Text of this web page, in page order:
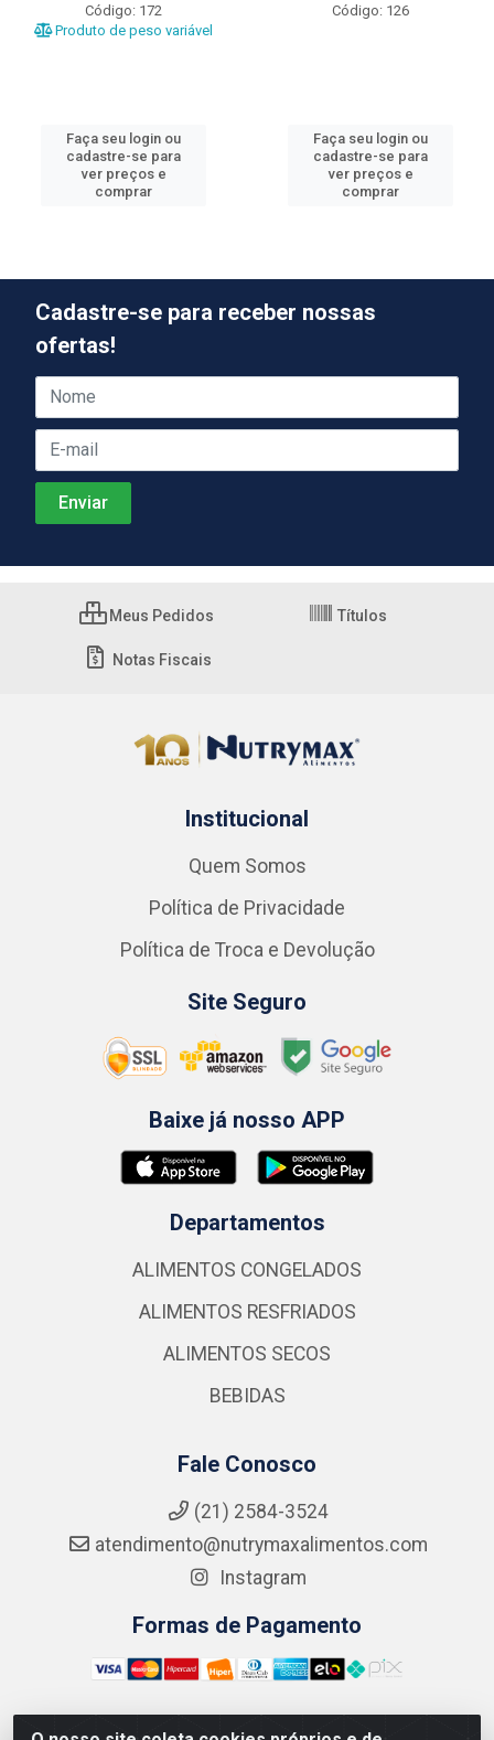
Código: 172
Produto de peso variável
Faça seu login ou
cadastre-se para
ver preços e
comprar
Código: 126
Faça seu login ou
cadastre-se para
ver preços e
comprar
Cadastre-se para receber nossas
ofertas!
Meus Pedidos Títulos
Notas Fiscais
Institucional
Quem Somos
Política de Privacidade
Política de Troca e Devolução
Site Seguro
Baixe já nosso APP
Departamentos
ALIMENTOS CONGELADOS
ALIMENTOS RESFRIADOS
ALIMENTOS SECOS
BEBIDAS
Fale Conosco
(21) 2584-3524
atendimento@nutrymaxalimentos.com
Instagram
Formas de Pagamento